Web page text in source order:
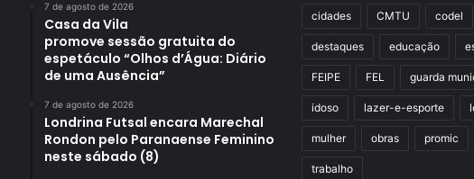
7 de agosto de 2026
Casa da Vila
promove sessão gratuita do
espetáculo “Olhos d’Água: Diário
de uma Ausência”
7 de agosto de 2026
Londrina Futsal encara Marechal
Rondon pelo Paranaense Feminino
neste sábado (8)
cidades CMTU codel
destaques educação
FEIPE FEL guarda
idoso lazer-e-esporte
mulher obras promic
trabalho